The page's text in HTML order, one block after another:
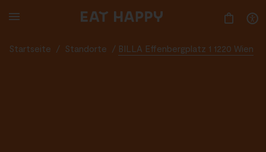
TO
Startseite / Standorte / BILLA Effenbergplatz 1 1220 Wien